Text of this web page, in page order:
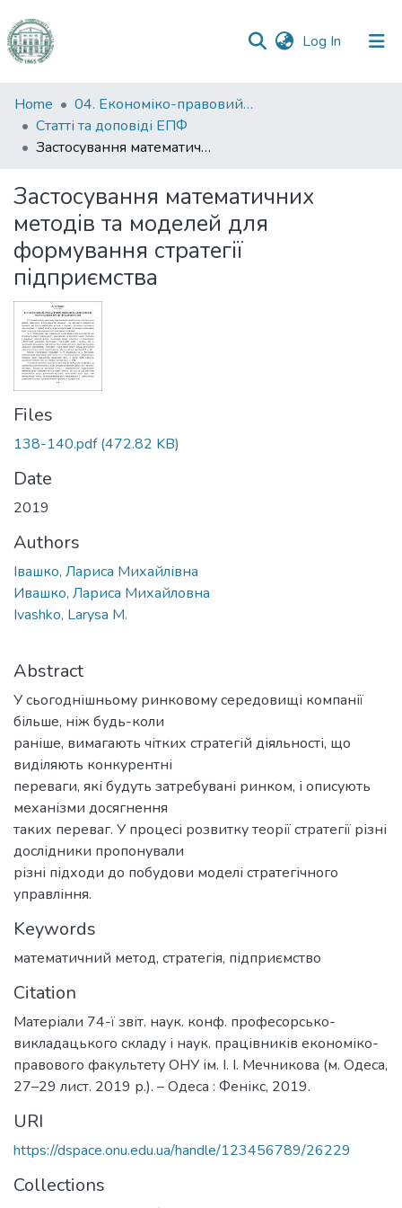
Log In (current)
Communities
&
Collections
Statistics
Home
04. Економіко-правовий факультет
Статті та доповіді ЕПФ
Застосування математичних методів та моделей для формування стратегії підприємства
Застосування математичних
методів та моделей для
формування стратегії
підприємства
Files
138-140.pdf(472.82 KB)
Date
2019
Authors
Івашко, Лариса Михайлівна
Ивашко, Лариса Михайловна
Ivashko, Larysa M.
Abstract
У сьогоднішньому ринковому середовищі компанії
більше, ніж будь-коли
раніше, вимагають чітких стратегій діяльності, що
виділяють конкурентні
переваги, які будуть затребувані ринком, і описують
механізми досягнення
таких переваг. У процесі розвитку теорії стратегії різні
дослідники пропонували
різні підходи до побудови моделі стратегічного
управління.
Keywords
математичний метод, стратегія, підприємство
Citation
Матеріали 74-ї звіт. наук. конф. професорсько-
викладацького складу і наук. працівників економіко-
правового факультету ОНУ ім. І. І. Мечникова (м. Одеса,
27–29 лист. 2019 р.). – Одеса : Фенікс, 2019.
URI
https://dspace.onu.edu.ua/handle/123456789/26229
Collections